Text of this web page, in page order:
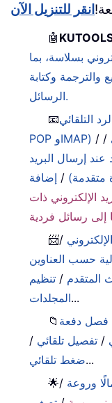
🤖
بسلاسة، بما
والترجمة وكتابة
الرسائل.
📧التلقائي (متاح لبروتوكولي
POP وIMAP) / /
إرسال البريد
متقدمة) / إضافة
الإلكتروني ذات
إلى رسائل فردية
📨/
حسب العناوين
المتقدم / تنظيم
المجلدات...
📁 فصل دفعة
/ تفصيل تلقائي /
ضغط تلقائي...
🌟
وروعة /